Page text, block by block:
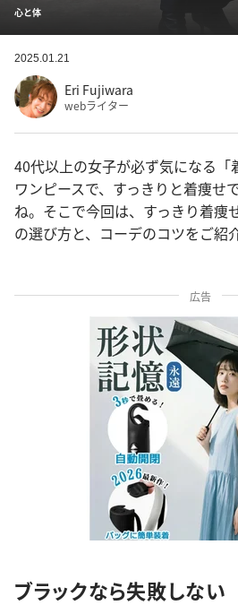
心と体
2025.01.21
Eri Fujiwara
webライター
40代以上の女子が必ず気になる「
ワンピースで、すっきりと着痩せ
ね。そこで今回は、すっきり着痩
の選び方と、コーデのコツをご紹
広告
ブラックなら失敗しない